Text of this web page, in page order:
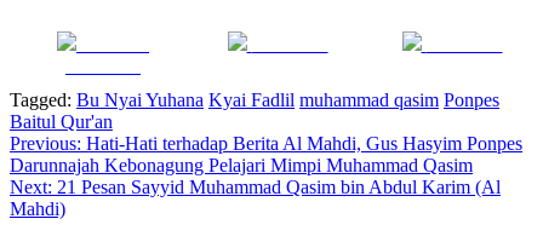
Tagged: Bu Nyai Yuhana Kyai Fadlil muhammad qasim Ponpes
Baitul Qur'an
Navigasi
pos
Previous: Hati-Hati terhadap Berita Al Mahdi, Gus Hasyim Ponpes
Darunnajah Kebonagung Pelajari Mimpi Muhammad Qasim
Next: 21 Pesan Sayyid Muhammad Qasim bin Abdul Karim (Al
Mahdi)